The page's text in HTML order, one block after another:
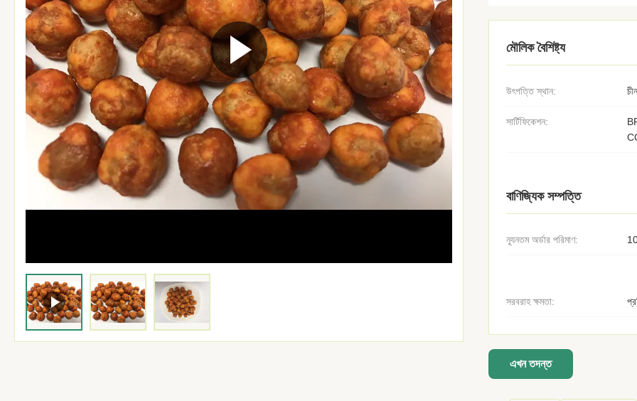
মৌলিক বৈশিষ্ট্য
উৎপত্তি স্থান: চীন
সার্টিফিকেশন:
বাণিজ্যিক সম্পত্তি
ন্যূনতম অর্ডার পরিমাণ:
সরবরাহ ক্ষমতা:
এখন তদন্ত